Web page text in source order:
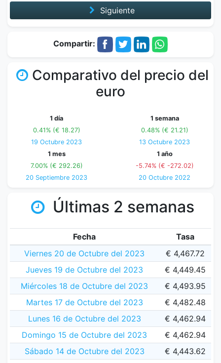
Siguiente
Compartir:
Comparativo del precio del
euro
1 día
0.41% (€ 18.27)
19 Octubre 2023
1 semana
0.48% (€ 21.21)
13 Octubre 2023
1 mes
7.00% (€ 292.26)
20 Septiembre 2023
1 año
-5.74% (€ -272.02)
20 Octubre 2022
Últimas 2 semanas
Fecha
Tasa
Viernes 20 de Octubre del 2023
€ 4,467.72
Jueves 19 de Octubre del 2023
€ 4,449.45
Miércoles 18 de Octubre del 2023
€ 4,493.95
Martes 17 de Octubre del 2023
€ 4,482.48
Lunes 16 de Octubre del 2023
€ 4,462.94
Domingo 15 de Octubre del 2023
€ 4,462.94
Sábado 14 de Octubre del 2023
€ 4,443.62